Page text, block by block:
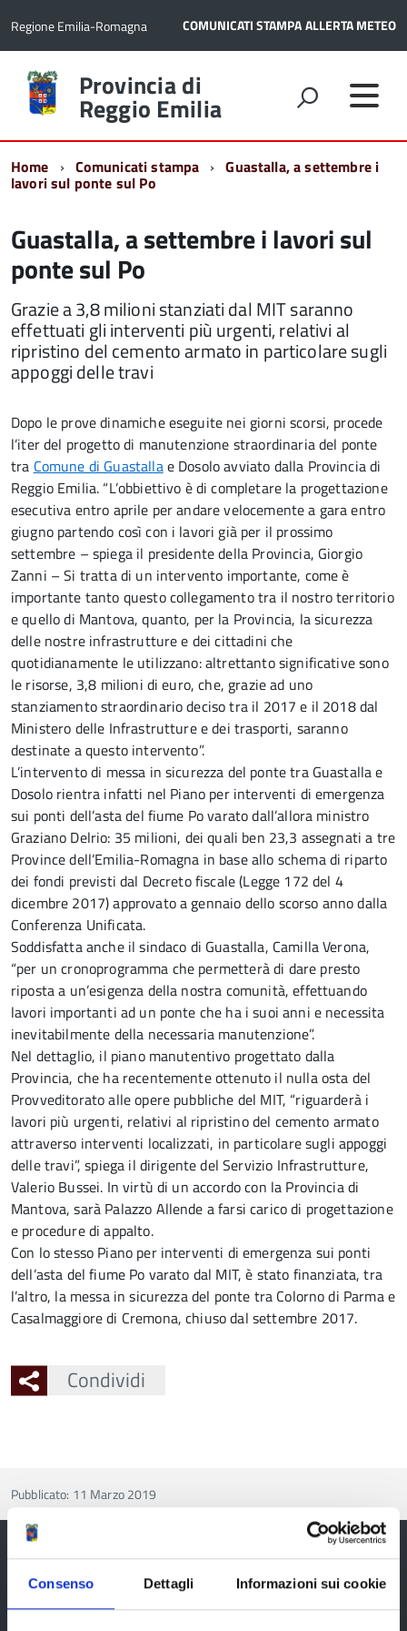
Consenso Dettagli Informazioni sui cookie
Regione Emilia-Romagna COMUNICATI STAMPAALLERTA METEO
Torna
alla
home
Provincia di
Reggio Emilia
Home Comunicati stampa Guastalla, a settembre i
lavori sul ponte sul Po
Guastalla, a settembre i lavori sul
ponte sul Po
Grazie a 3,8 milioni stanziati dal MIT saranno
effettuati gli interventi più urgenti, relativi al
ripristino del cemento armato in particolare sugli
appoggi delle travi
Dopo le prove dinamiche eseguite nei giorni scorsi, procede
l’iter del progetto di manutenzione straordinaria del ponte
tra Comune di Guastallae Dosolo avviato dalla Provincia di
Reggio Emilia. “L’obbiettivo è di completare la progettazione
esecutiva entro aprile per andare velocemente a gara entro
giugno partendo così con i lavori già per il prossimo
settembre – spiega il presidente della Provincia, Giorgio
Zanni – Si tratta di un intervento importante, come è
importante tanto questo collegamento tra il nostro territorio
e quello di Mantova, quanto, per la Provincia, la sicurezza
delle nostre infrastrutture e dei cittadini che
quotidianamente le utilizzano: altrettanto significative sono
le risorse, 3,8 milioni di euro, che, grazie ad uno
stanziamento straordinario deciso tra il 2017 e il 2018 dal
Ministero delle Infrastrutture e dei trasporti, saranno
destinate a questo intervento”.
L’intervento di messa in sicurezza del ponte tra Guastalla e
Dosolo rientra infatti nel Piano per interventi di emergenza
sui ponti dell’asta del fiume Po varato dall’allora ministro
Graziano Delrio: 35 milioni, dei quali ben 23,3 assegnati a tre
Province dell’Emilia-Romagna in base allo schema di riparto
dei fondi previsti dal Decreto fiscale (Legge 172 del 4
dicembre 2017) approvato a gennaio dello scorso anno dalla
Conferenza Unificata.
Soddisfatta anche il sindaco di Guastalla, Camilla Verona,
“per un cronoprogramma che permetterà di dare presto
riposta a un’esigenza della nostra comunità, effettuando
lavori importanti ad un ponte che ha i suoi anni e necessita
inevitabilmente della necessaria manutenzione”.
Nel dettaglio, il piano manutentivo progettato dalla
Provincia, che ha recentemente ottenuto il nulla osta del
Provveditorato alle opere pubbliche del MIT, “riguarderà i
lavori più urgenti, relativi al ripristino del cemento armato
attraverso interventi localizzati, in particolare sugli appoggi
delle travi”, spiega il dirigente del Servizio Infrastrutture,
Valerio Bussei. In virtù di un accordo con la Provincia di
Mantova, sarà Palazzo Allende a farsi carico di progettazione
e procedure di appalto.
Con lo stesso Piano per interventi di emergenza sui ponti
dell’asta del fiume Po varato dal MIT, è stato finanziata, tra
l’altro, la messa in sicurezza del ponte tra Colorno di Parma e
Casalmaggiore di Cremona, chiuso dal settembre 2017.
Condividi
Pubblicato: 11 Marzo 2019
Provincia di Reggio Emilia